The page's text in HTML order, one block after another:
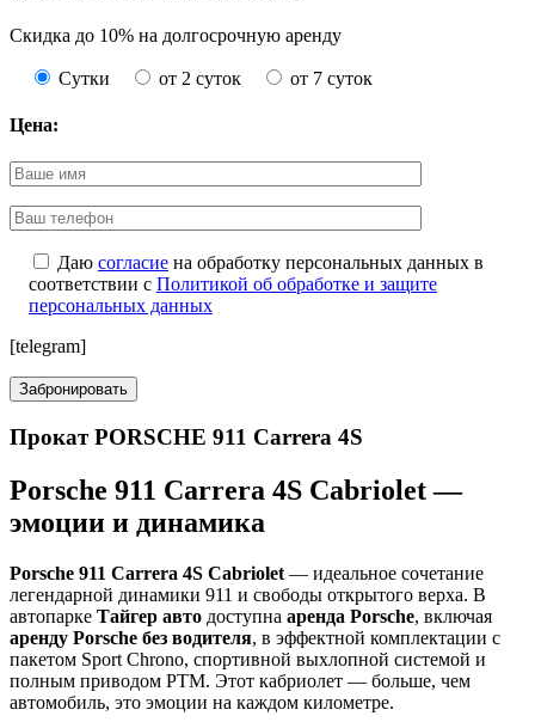
Скидка до 10% на долгосрочную аренду
Сутки от 2 суток от 7 суток
Цена:
Даю согласие на обработку персональных данных в
соответствии с Политикой об обработке и защите
персональных данных
[telegram]
Прокат PORSCHE 911 Carrera 4S
Porsche 911 Carrera 4S Cabriolet —
эмоции и динамика
Porsche 911 Carrera 4S Cabriolet — идеальное сочетание
легендарной динамики 911 и свободы открытого верха. В
автопарке Тайгер авто доступна аренда Porsche, включая
аренду Porsche без водителя, в эффектной комплектации с
пакетом Sport Chrono, спортивной выхлопной системой и
полным приводом PTM. Этот кабриолет — больше, чем
автомобиль, это эмоции на каждом километре.